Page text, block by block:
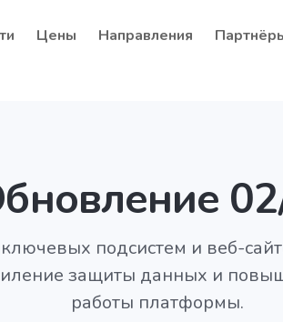
Цены Направления
подсистем и веб-
защиты данных и
работы платформы.